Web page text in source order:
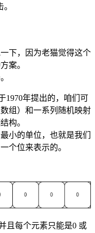
下，因为老猫觉得这个
案。
年提出的，咱们可
组）和一系列随机映射
构。
小的单位，也就是我们
个位来表示的。
且每个元素只能是0 或